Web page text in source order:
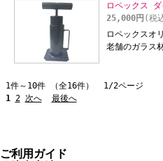
ロペックス
25,000円 (税
ロペックスオ
老舗のガラス
1件～10件 （全16件） 1/2ページ
1 2 次へ 最後へ
ご利用ガイド